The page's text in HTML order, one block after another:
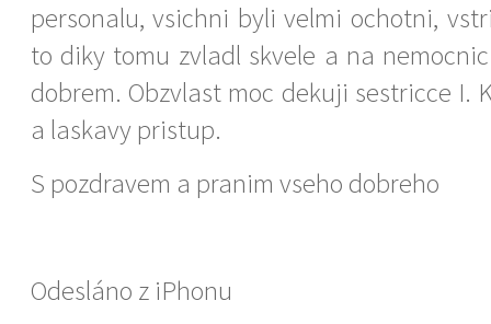
personalu, vsichni byli velmi ochotni,
to diky tomu zvladl skvele a na
dobrem. Obzvlast moc dekuji sestricce I.
a laskavy pristup.
S pozdravem a pranim vseho dobreho
Odesláno z iPhonu